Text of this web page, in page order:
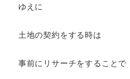
ゆえに
土地の契約をする時は
事前にリサーチをすることで